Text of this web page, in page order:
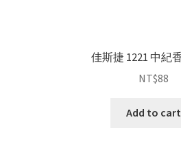
佳斯捷 1221 中紀
NT$88
Add to cart